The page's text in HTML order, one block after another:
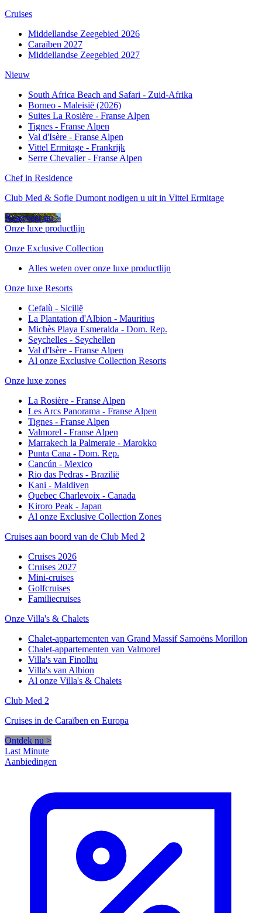
Cruises
Middellandse Zeegebied 2026
Caraïben 2027
Middellandse Zeegebied 2027
Nieuw
South Africa Beach and Safari - Zuid-Afrika
Borneo - Maleisië (2026)
Suites La Rosière - Franse Alpen
Tignes - Franse Alpen
Val d'Isère - Franse Alpen
Vittel Ermitage - Frankrijk
Serre Chevalier - Franse Alpen
Chef in Residence
Club Med & Sofie Dumont nodigen u uit in Vittel Ermitage
Reserveer nu >
Onze luxe productlijn
Onze Exclusive Collection
Alles weten over onze luxe productlijn
Onze luxe Resorts
Cefalù - Sicilië
La Plantation d'Albion - Mauritius
Michès Playa Esmeralda - Dom. Rep.
Seychelles - Seychellen
Val d'Isère - Franse Alpen
Al onze Exclusive Collection Resorts
Onze luxe zones
La Rosière - Franse Alpen
Les Arcs Panorama - Franse Alpen
Tignes - Franse Alpen
Valmorel - Franse Alpen
Marrakech la Palmeraie - Marokko
Punta Cana - Dom. Rep.
Cancún - Mexico
Rio das Pedras - Brazilië
Kani - Maldiven
Quebec Charlevoix - Canada
Kiroro Peak - Japan
Al onze Exclusive Collection Zones
Cruises aan boord van de Club Med 2
Cruises 2026
Cruises 2027
Mini-cruises
Golfcruises
Familiecruises
Onze Villa's & Chalets
Chalet-appartementen van Grand Massif Samoëns Morillon
Chalet-appartementen van Valmorel
Villa's van Finolhu
Villa's van Albion
Al onze Villa's & Chalets
Club Med 2
Cruises in de Caraïben en Europa
Ontdek nu >
Last Minute
Aanbiedingen